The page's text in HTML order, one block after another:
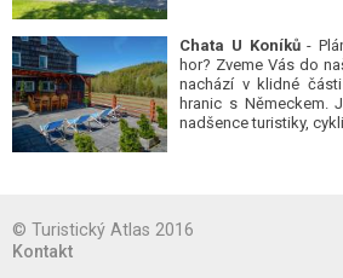
Chata U Koníků-
hor? Zveme Vás do
nachází v klidné
hranic s Německem.
nadšence turistiky,
© Turistický Atlas 2016
Kontakt